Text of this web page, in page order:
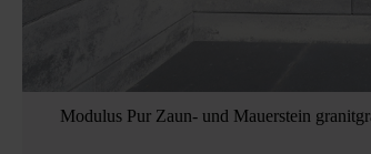
Modulus Pur Zaun- und Mauerstein